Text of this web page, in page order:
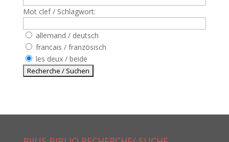
Mot clef / Schlagwort:
allemand / deutsch
francais / französisch
les deux / beide